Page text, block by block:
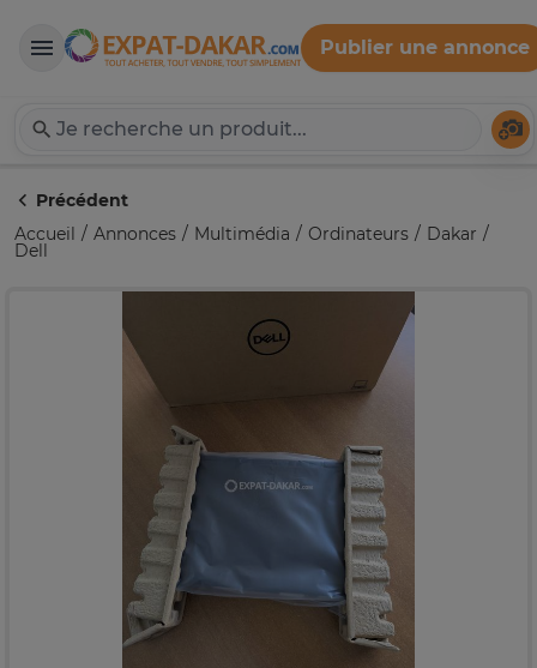
Expat-Dakar
Publier une annonce
Précédent
Accueil
Annonces Multimédia Ordinateurs Dakar
Dell